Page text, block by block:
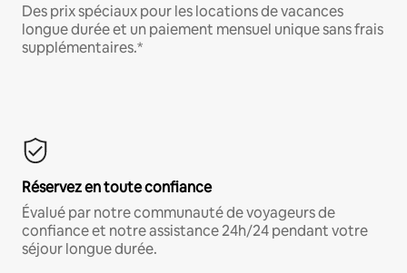
Des prix spéciaux pour les locations de vacances
longue durée et un paiement mensuel unique sans frais
supplémentaires.*
Réservez en toute confiance
Évalué par notre communauté de voyageurs de
confiance et notre assistance 24h/24 pendant votre
séjour longue durée.